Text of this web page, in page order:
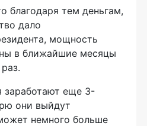
благодаря тем деньгам,
дало
мощность
в ближайшие месяцы
заработают еще 3-
они выйдут
немного больше